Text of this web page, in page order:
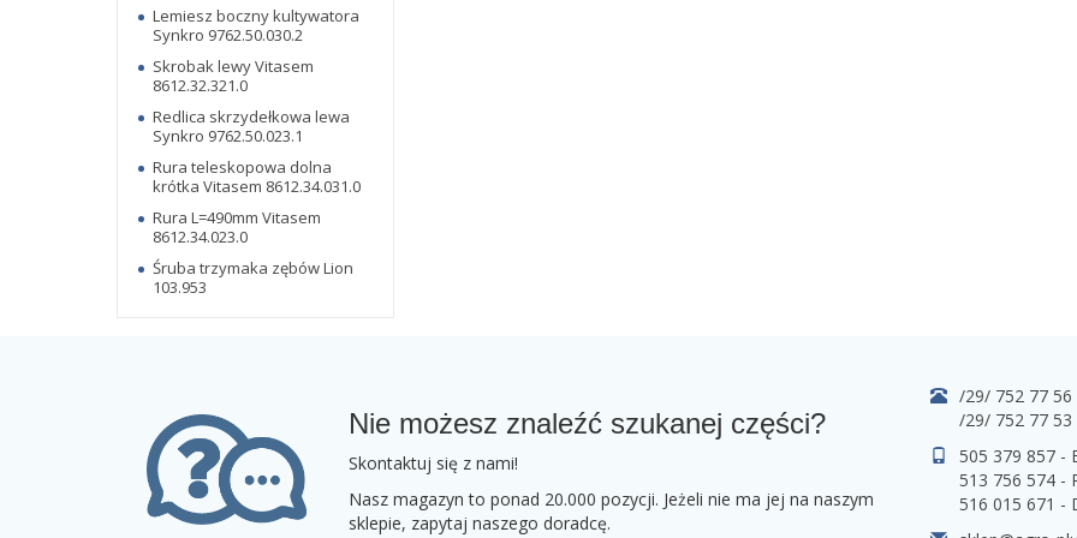
Lemiesz boczny kultywatora
Synkro 9762.50.030.2
Skrobak lewy Vitasem
8612.32.321.0
Redlica skrzydełkowa lewa
Synkro 9762.50.023.1
Rura teleskopowa dolna
krótka Vitasem 8612.34.031.0
Rura L=490mm Vitasem
8612.34.023.0
Śruba trzymaka zębów Lion
103.953
Nie możesz znaleźć szukanej części?
Skontaktuj się z nami!
Nasz magazyn to ponad 20.000 pozycji. Jeżeli nie ma jej na naszym
sklepie, zapytaj naszego doradcę.
/29/ 752 77 56
/29/ 752 77 53
505 379 857 -
513 756 574 -
516 015 671 -